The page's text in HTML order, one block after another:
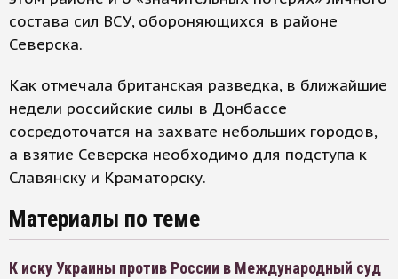
состава сил ВСУ, обороняющихся в районе
Северска.
Как отмечала британская разведка, в ближайшие
недели российские силы в Донбассе
сосредоточатся на захвате небольших городов,
а взятие Северска необходимо для подступа к
Славянску и Краматорску.
Материалы по теме
К иску Украины против России в Международный суд